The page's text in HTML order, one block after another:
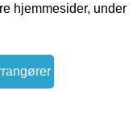
hjemmesider, under